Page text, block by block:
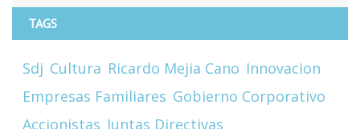
TAGS
Sdj Cultura Ricardo Mejia Cano Innovacion
Empresas Familiares Gobierno Corporativo
Accionistas Juntas Directivas